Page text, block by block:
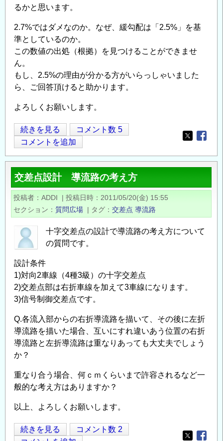
に
つ
い
て
の
るかと思います。
2.7%ではダメなのか。なぜ、緩勾配は「2.5%」を基
準としているのか。
この数値の出処（根拠）を見つけることができませ
ん。
もし、2.5%の理由が分かる方がいらっしゃいました
ら、ご回答頂けると助かります。
よろしくお願いします。
交
差
点
部
に
お
る
緩
勾
に
つ
い
て
の
続きを見る
コメント数 5
コメントを追加
Opens in
交差点設計 導流路の考え方
投稿者 ADDI | 投稿日時
2011/05/20(金) 15:55
セクション
質問広場 | タグ 交差点 導流路
十字交差点の設計で導流路の考え方について
の質問です。
設計条件
1)対向2車線（4種3級）の十字交差点
2)交差点部は右折車線を加えて3車線になります。
3)信号制御交差点です。
Q.各流入部からの右折導流路を描いて、その後に左折
導流路を描いた場合、互いにすれ違いあう位置の右折
導流路と左折導流路は重なりあっても大丈夫でしょう
か？
重なり合う場合、何ｃｍくらいまで許容されるなど一
般的な考え方はありますか？
以上、よろしくお願いします。
交
続きを見る
コメント数 2